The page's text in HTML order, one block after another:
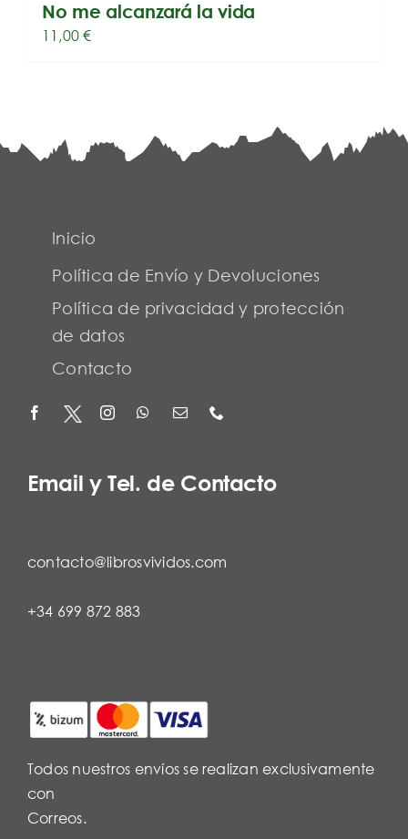
No me alcanzará la vida
11,00€
Inicio
Política de Envío y Devoluciones
Política de privacidad y protección
de datos
Contacto
Email y Tel. de Contacto
contacto@librosvividos.com
+34 699 872 883
Todos nuestros envíos se realizan exclusivamente
con
Correos.